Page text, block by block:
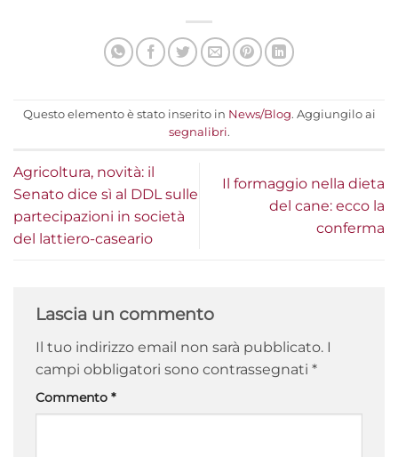
Questo elemento è stato inserito in News/Blog. Aggiungilo ai
segnalibri.
Agricoltura, novità: il
Senato dice sì al DDL sulle
partecipazioni in società
del lattiero-caseario
Il formaggio nella dieta
del cane: ecco la
conferma
Lascia un commento
Il tuo indirizzo email non sarà pubblicato. I
campi obbligatori sono contrassegnati *
Commento *